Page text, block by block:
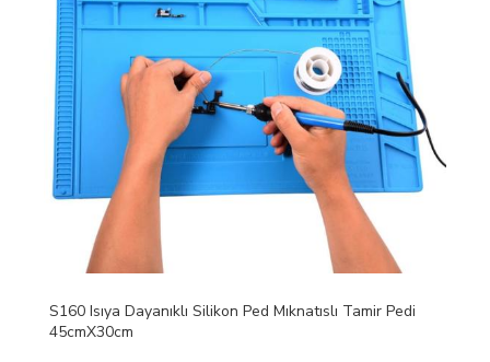
S160 Isıya Dayanıklı Silikon Ped Mıknatıslı Tamir Pedi
45cmX30cm